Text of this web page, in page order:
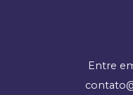
Entre